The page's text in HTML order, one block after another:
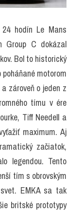
hodín Le Mans
Group C dokázal
Bol to historický
motorom
zároveň o jeden z
tímu v ére
Tiff Needell a
maximum. Aj
začiatok,
legendou. Tento
tím s obrovským
EMKA sa tak
britské prototypy